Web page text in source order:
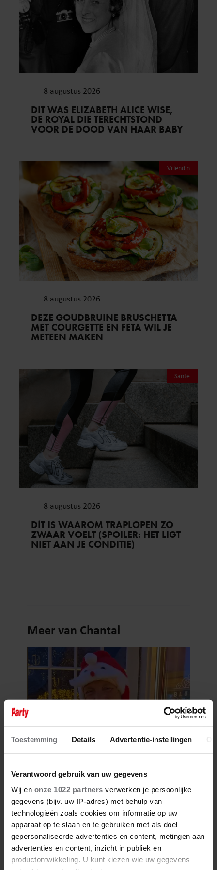
Toestemming Details Advertentie-instellingen
Verantwoord gebruik van uw gegevens
Wij en onze 1022 partners verwerken je persoonlijke
gegevens (bijv. uw IP-adres) met behulp van
technologieën zoals cookies om informatie op uw
apparaat op te slaan en te gebruiken met als doel
gepersonaliseerde advertenties en content, metingen aan
advertenties en content, inzicht in publiek en
productontwikkeling. U kunt kiezen wie uw gegevens
8 augustus 2026
DIT WAS ELIZABETH ALICE WISE,
DE ROYAL DIE TERECHTSTOND
VOOR DE DOOD VAN HAAR BABY
Vriendin
8 augustus 2026
DEZE GOUDBRUINE BRUSCHETTA
MET COURGETTE EN FETA WIL JE
METEEN MAKEN
Sante
8 augustus 2026
DÍT IS WAAROM TRAPLOPEN ZO
ZWAAR VOELT (SPOILER: HET LIGT
NIET AAN JE CONDITIE)
Meer van Chantal
26 december 2025